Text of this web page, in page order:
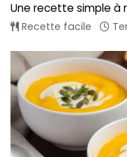
Une recette simple à
Recette facile